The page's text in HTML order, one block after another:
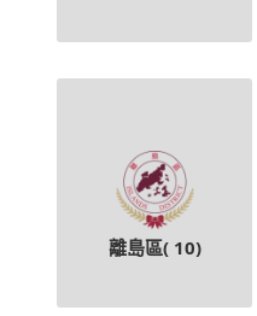
離島區( 10)